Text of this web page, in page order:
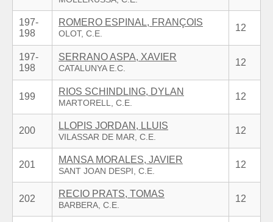
197-
198
ROMERO ESPINAL, FRANÇOIS
12
197-
198
SERRANO ASPA, XAVIER
12
199 RIOS SCHINDLING, DYLAN 12
200 LLOPIS JORDAN, LLUIS 12
201 MANSA MORALES, JAVIER 12
202 RECIO PRATS, TOMAS 12